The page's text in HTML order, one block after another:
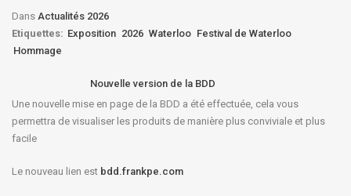
Dans Actualités 2026
Etiquettes: Exposition 2026 Waterloo Festival de Waterloo
Hommage
Nouvelle version de la BDD
Une nouvelle mise en page de la BDD a été effectuée, cela vous
permettra de visualiser les produits de manière plus conviviale et plus
facile
Le nouveau lien est bdd.frankpe.com